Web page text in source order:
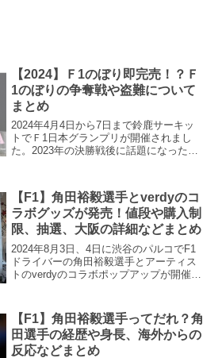
【2024】Ｆ1のぼり即完売！？Ｆ
1のぼりの争奪戦や盗難について
まとめ
2024年4月4日から7日まで鈴鹿サーキッ
トでＦ1日本グランプリが開催されまし
た。2023年の決勝戦後に話題になったの
ののぼりが盗難被害にあったので今年は
チャリティーで...
【F1】角田裕毅選手とverdyのコ
ラボグッズが発売！値段や購入制
限、抽選、大阪の詳細などまとめ
2024年8月3日、4日に渋谷のパルコでF1
ドライバーの角田裕毅選手とアーティス
トのverdyのコラボポップアップが開催さ
ます。3日に朝から並びましたので大阪に
行く...
【F1】角田裕毅選手ってだれ？角
田選手の経歴や身長、海外からの
反応などまとめ